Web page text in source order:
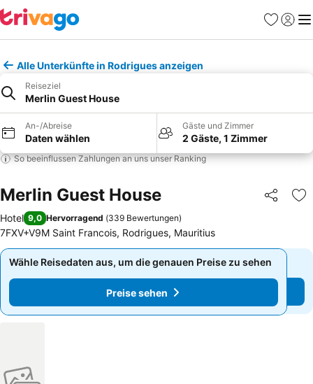
Favoriten
Alle Unterkünfte in Rodrigues anzeigen
Reiseziel
Merlin Guest House
An-/Abreise
Daten wählen
Gäste und Zimmer
2 Gäste, 1 Zimmer
So beeinflussen Zahlungen an uns unser Ranking
Merlin Guest House Teilen
Hotel 9,0 Hervorragend (339 Bewertungen)
7FXV+V9M Saint Francois, Rodrigues, Mauritius
Wähle Reisedaten aus, um die genauen Preise zu sehen
Preise sehen
Wähle Reisedaten aus, um die genauen Preise zu sehen
Preise sehen